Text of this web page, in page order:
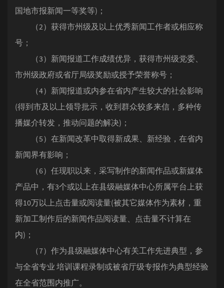
国地市报新闻一等奖等)；
（2）获得市州级及以上优秀新闻工作者或相应称
号；
（3）新闻报道工作成绩优异，获得市州级党委、
市州级政府或省厅局级奖励或授予荣誉称号；
（4）新闻报道或内参在省内产生较大的社会影响
(得到市及以上领导批示，收到群众较多来信，多种传
播媒介转发，推动问题的解决)；
（5）在新闻改革中取得新成果、新经验，在省内
新闻界有影响；
（6）任现职以来，采写制作的新闻作品或新媒体
产品中，有3个或以上在县级融媒体中心所属平台上获
得10万以上点击量或阅读量(被其它媒体作为素材，重
新加工制作后的新闻作品阅读量、点击量不计算在
内)；
（7）作为县级融媒体中心有关工作先进典型，参
与全省专业 培训课程录制或被省厅级专报作为典型经验
在全省范围内推广。